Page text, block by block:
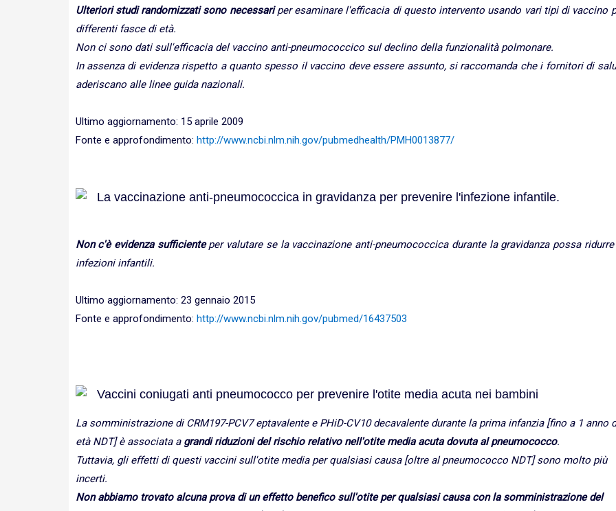
Ulteriori studi randomizzati sono necessariper esaminare l'efficacia di questo intervento usando vari tipi di vaccino
differenti fasce di età.
Non ci sono dati sull'efficacia del vaccino anti-pneumococcico sul declino della funzionalità polmonare.
In assenza di evidenza rispetto a quanto spesso il vaccino deve essere assunto, si raccomanda che i fornitori di
aderiscano alle linee guida nazionali.
Ultimo aggiornamento: 15 aprile 2009
Fonte e approfondimento: http://www.ncbi.nlm.nih.gov/pubmedhealth/PMH0013877/
La vaccinazione anti-pneumococcica in gravidanza per prevenire l'infezione infantile.
Non c'è evidenza sufficienteper valutare se la vaccinazione anti-pneumococcica durante la gravidanza possa
infezioni infantili.
Ultimo aggiornamento: 23 gennaio 2015
Fonte e approfondimento: http://www.ncbi.nlm.nih.gov/pubmed/16437503
Vaccini coniugati anti pneumococco per prevenire l'otite media acuta nei bambini
La somministrazione di CRM197-PCV7 eptavalente e PHiD-CV10 decavalente durante la prima infanzia [fino a 1 anno
età NDT] è associata a grandi riduzioni del rischio relativo nell'otite media acuta dovuta al pneumococco.
Tuttavia, gli effetti di questi vaccini sull'otite media per qualsiasi causa [oltre al pneumococco NDT] sono molto più
incerti.
Non abbiamo trovato alcuna prova di un effetto benefico sull'otite per qualsiasi causa con la somministrazione del